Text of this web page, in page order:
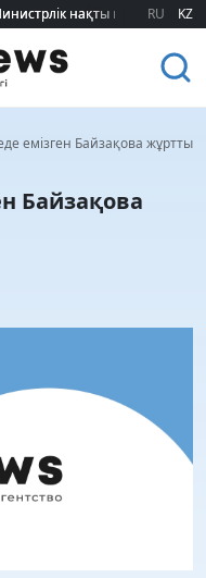
нақты мерзімді
нақты мерзімді
RU KZ
емізген Байзақова жұртты
Байзақова